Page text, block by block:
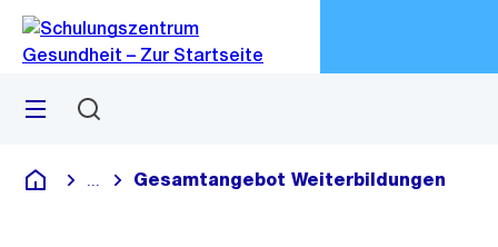
Navigation
Sprunglink
Menü
Schulungszentrum Gesundheit
Blende alle Breadcrumbs ein
Gesamtangebot Weiterbildungen